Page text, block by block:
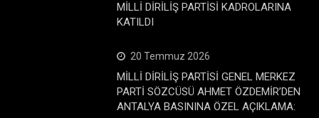
MİLLİ DİRİLİŞ PARTİSİ KADROLARINA
KATILDI
20 Temmuz 2026
MİLLİ DİRİLİŞ PARTİSİ GENEL MERKEZ
PARTİ SÖZCÜSÜ AHMET ÖZDEMİR’DEN
ANTALYA BASININA ÖZEL AÇIKLAMA: